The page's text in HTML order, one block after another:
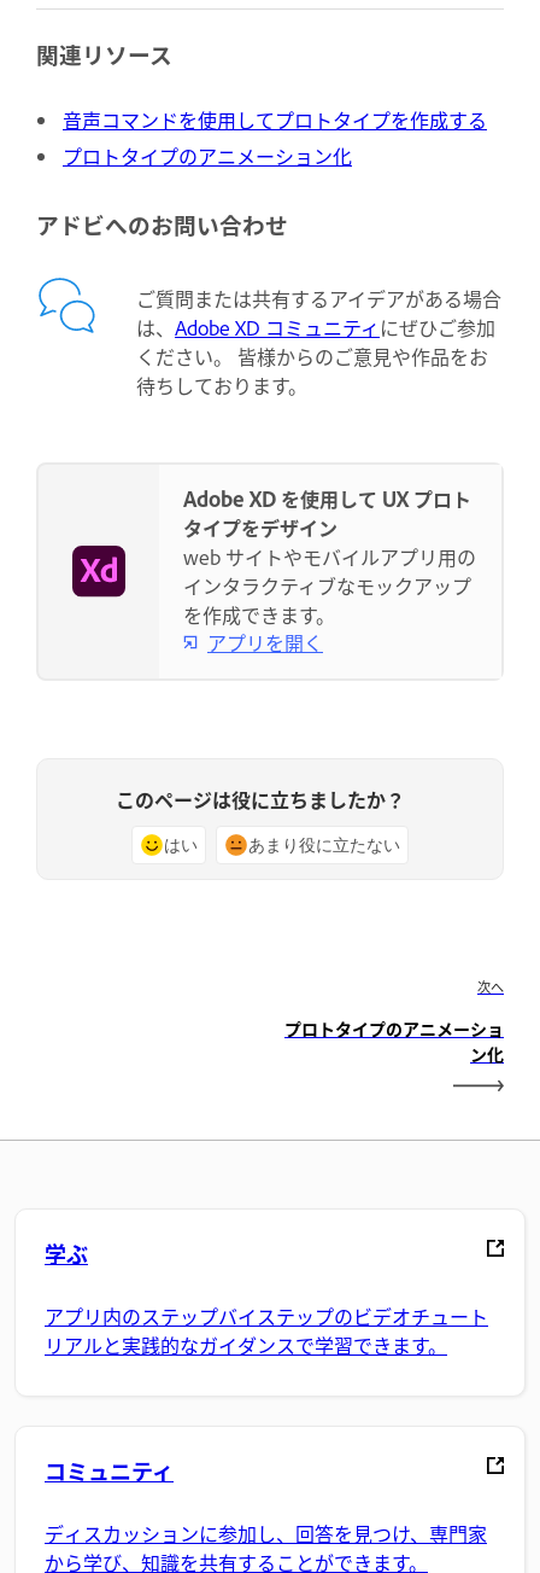
関連リソース
音声コマンドを使用してプロトタイプを作成する
プロトタイプのアニメーション化
アドビへのお問い合わせ
ご質問または共有するアイデアがある場合
は、 Adobe XD コミュニティ にぜひご参加
ください。 皆様からのご意見や作品をお
待ちしております。
Adobe XD を使用して UX プロト
タイプをデザイン
web サイトやモバイルアプリ用の
インタラクティブなモックアップ
を作成できます。
アプリを開く
このページは役に立ちましたか？
はい あまり役に立たない
次へ
プロトタイプのアニメーショ
ン化
学ぶ
アプリ内のステップバイステップのビデオチュート
リアルと実践的なガイダンスで学習できます。
コミュニティ
ディスカッションに参加し、回答を見つけ、専門家
から学び、知識を共有することができます。